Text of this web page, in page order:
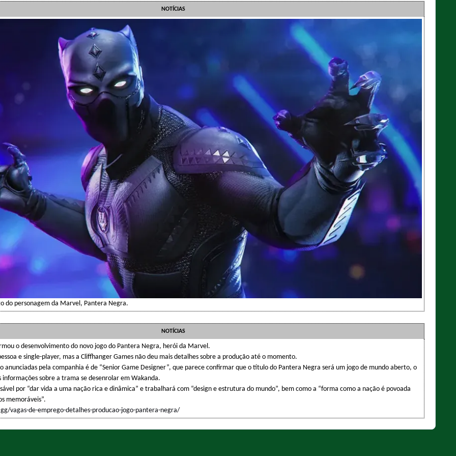
NOTÍCIAS
do personagem da Marvel, Pantera Negra.
NOTÍCIAS
o desenvolvimento do novo jogo do Pantera Negra, herói da Marvel.
e single-player, mas a Cliffhanger Games não deu mais detalhes sobre a produção até o momento.
anunciadas pela companhia é de “Senior Game Designer”, que parece confirmar que o título do Pantera Negra será um jogo de mundo aberto, o
informações sobre a trama se desenrolar em Wakanda.
por “dar vida a uma nação rica e dinâmica” e trabalhará com “design e estrutura do mundo”, bem como a “forma como a nação é povoada
memoráveis”.
vagas-de-emprego-detalhes-producao-jogo-pantera-negra/